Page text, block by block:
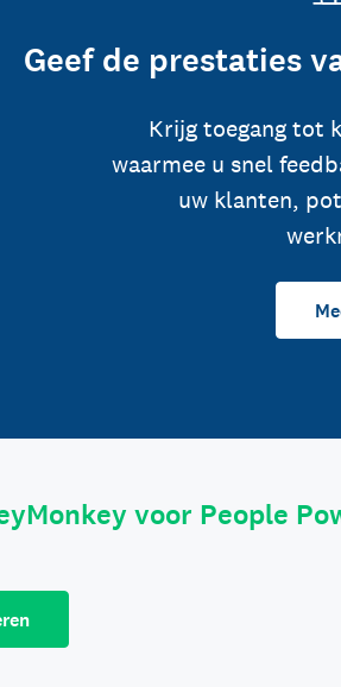
Geef de prestaties
Krijg toegang tot
waarmee u snel
uw klanten,
voor People